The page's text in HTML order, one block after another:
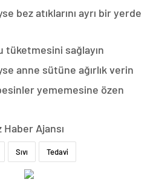
bez atıklarını ayrı bir yerde
tüketmesini sağlayın
anne sütüne ağırlık verin
yememesine özen
Ajansı
Sıvı Tedavi